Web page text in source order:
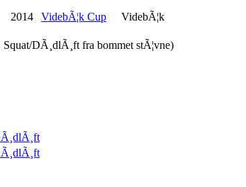
2014 VidebÃ¦k Cup VidebÃ¦k
DÃ¸dlÃ¸ft fra bommet stÃ¦vne)